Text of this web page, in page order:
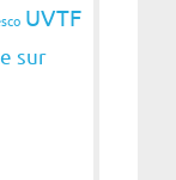
UVTF
sur